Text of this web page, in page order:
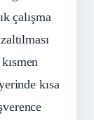
çalışma
kısa